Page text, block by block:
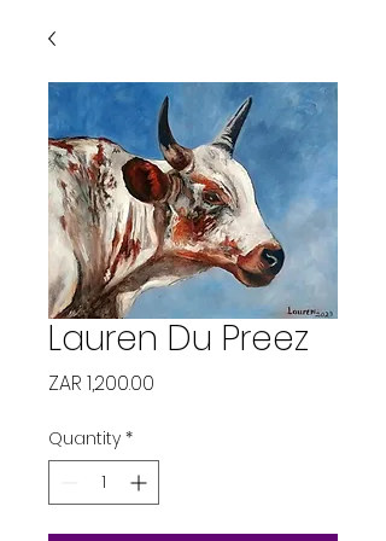
Lauren Du Preez
ZAR 1,200.00
Quantity *